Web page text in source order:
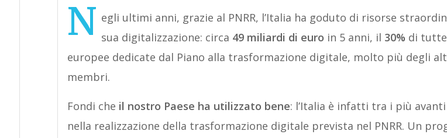
N egli ultimi anni, grazie al PNRR, l’Italia ha goduto di risorse
sua digitalizzazione: circa 49 miliardi di euro in 5 anni, il 30% di
europee dedicate dal Piano alla trasformazione digitale, molto più degli
membri.
Fondi che il nostro Paese ha utilizzato bene: l’Italia è infatti tra i più
nella realizzazione della trasformazione digitale prevista nel PNRR. Un